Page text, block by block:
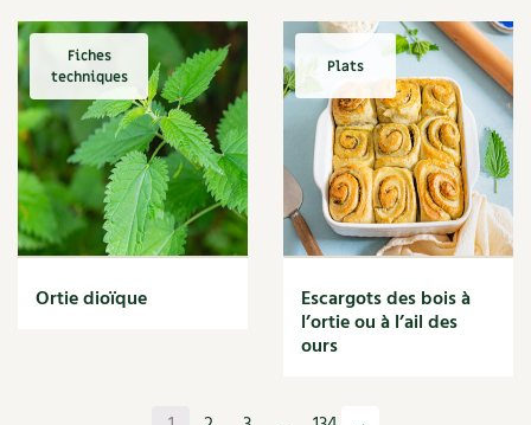
Nourriture
Nuisibles
Numérique
Nutriments
Observation
Œuf
Oignon
Oiseaux
Olivier
Optimiser l'espace
Fiches
techniques
Ortie dioïque
Plats
Escargots des bois à
l’ortie ou à l’ail des
ours